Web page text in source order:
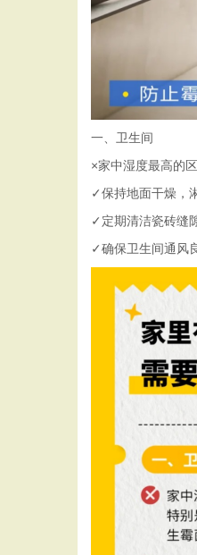
一、卫生间
×家中湿度最高的
✓保持地面干燥，
✓定期清洁瓷砖缝
✓确保卫生间通风